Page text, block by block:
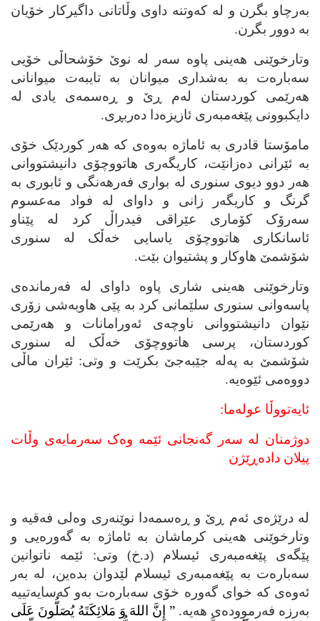
به‌رچاو بگرن و له‌ که‌وتنه‌ داوی وڵاتانی داگیرکار خۆیان
به‌ دوور بگرن.
وتارخوێنی هه‌ینی پاوه‌ سه‌ر له‌ نوێ خۆشحاڵی خۆیی
سه‌باره‌ت به‌ به‌شداری میوانان به‌ تایبه‌ت میوانانی
هه‌رێمی کوردستان له‌م ڕێ و ڕه‌سمه‌ی یادی له‌
دایکبوونی پێغه‌مبه‌ری ئازیزه‌دا ده‌ربڕی.
مامۆستا قادری به‌ ئاماژه‌ به‌وه‌ی که‌ هه‌ر کوردێک خۆی
به‌ ئێرانی ده‌زانێت، کاریگه‌ری هاتووچۆی دانیشتووانی
هه‌ر دوو دیوی سنوری له‌ بواری فه‌رهه‌نگی و ئابوری به‌
گرنگ و کاریگه‌ر زانی و داوای له‌ فواد مه‌عسوم
سه‌رۆک کۆماری عێراقی فیدراڵ کرد له‌ پێناو
ئاسانکاری هاتووچۆی یاسایی خه‌ڵک له‌ سنوری
شۆشمێ هاوکار و پشتیوان بێت.
وتارخوێنی هه‌ینی شاری پاوه‌ داوای له‌ فه‌رمانده‌ی
پاسه‌وانی سنوری سلێمانی کرد به‌ پێی هاوبه‌شی زۆری
نێوان دانیشتووانی ناوچه‌ی ئه‌ورامانات و هه‌رێمی
کوردستان، پرسی هاتووچۆی خه‌ڵک له‌ سنوری
شۆشمێ به‌ په‌له‌ جێبه‌جێ بکرێت و وتی: ئێران ماڵی
دووه‌می ئێوه‌یه‌.
ئایه‌تووڵا عوله‌ما:
دوژمنان له‌ سه‌ر گه‌نجانی ئێمه‌ وه‌ک سه‌رمایه‌ی وڵات
پیلان داده‌ڕێژن
له‌ درێژه‌ی ئه‌م ڕێ و ڕه‌سمه‌دا نوێنه‌ری وه‌لی فه‌قیه‌ و
وتارخوێنی هه‌ینی کرماشان به‌ ئاماژه‌ به‌ گه‌وره‌یی و
پێگه‌ی پێغه‌مبه‌ری ئیسلام (د.خ) وتی: ئێمه‌ ناتوانین
سه‌باره‌ت به‌ پێغه‌مبه‌ری ئیسلام لێدوان بده‌ین، له‌ به‌ر
ئه‌وه‌ی که‌ خوای گه‌وره‌ خۆی سه‌باره‌ت به‌و که‌سایه‌تییه‌
به‌رزه‌ فه‌رمووده‌ی هه‌یه‌. ” إِنَّ اللهَ وَ مَلائِکَتَهُ یُصَلُّونَ عَلَى